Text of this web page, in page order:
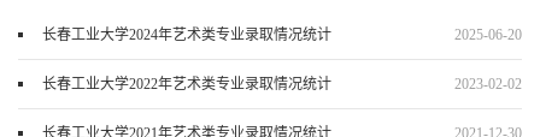
长春工业大学2024年艺术类专业录取情况统计 2025-06-20
长春工业大学2022年艺术类专业录取情况统计 2023-02-02
长春工业大学2021年艺术类专业录取情况统计 2021-12-30